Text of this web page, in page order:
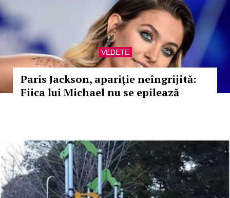
VEDETE
Paris Jackson, apariţie neîngrijită:
Fiica lui Michael nu se epilează